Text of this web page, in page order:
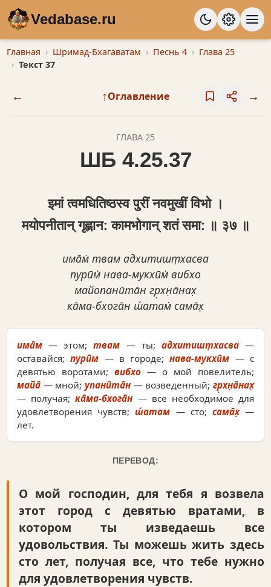
Vedabase.ru
Главная Шримад-Бхагаватам Песнь 4
Глава 25
Текст 37
← ↑Оглавление →
ГЛАВА 25
ШБ 4.25.37
इमां त्वमधितिष्ठस्व पुरीं नवमुखीं विभो ।
मयोपनीतान् गृह्णान: कामभोगान् शतं समा: ॥ ३७ ॥
има̄м̇ твам адхитишт̣хасва
пурӣм̇ нава-мукхӣм̇ вибхо
майопанӣта̄н гр̣хн̣а̄нах̣
ка̄ма-бхога̄н ш́атам̇ сама̄х̣
има̄м — этом;твам — ты; адхитишт̣хасва—
оставайся;пурӣм — в городе;нава-мукхӣм — с
девятью воротами;вибхо — о мой повелитель;
майа̄ — мной; упанӣта̄н — возведенный; гр̣хн̣а̄нах̣
— получая;ка̄ма-бхога̄н — все необходимое для
удовлетворения чувств;ш́атам — сто; сама̄х̣—
лет.
ПЕРЕВОД:
О мой господин, для тебя я возвела
этот город с девятью вратами, в
котором ты изведаешь все
удовольствия. Ты можешь жить здесь
сто лет, получая все, что тебе нужно
для удовлетворения чувств.